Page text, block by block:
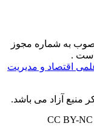
به شماره مجوز
اقتصاد و مدیریت
منبع آزاد می باشد.